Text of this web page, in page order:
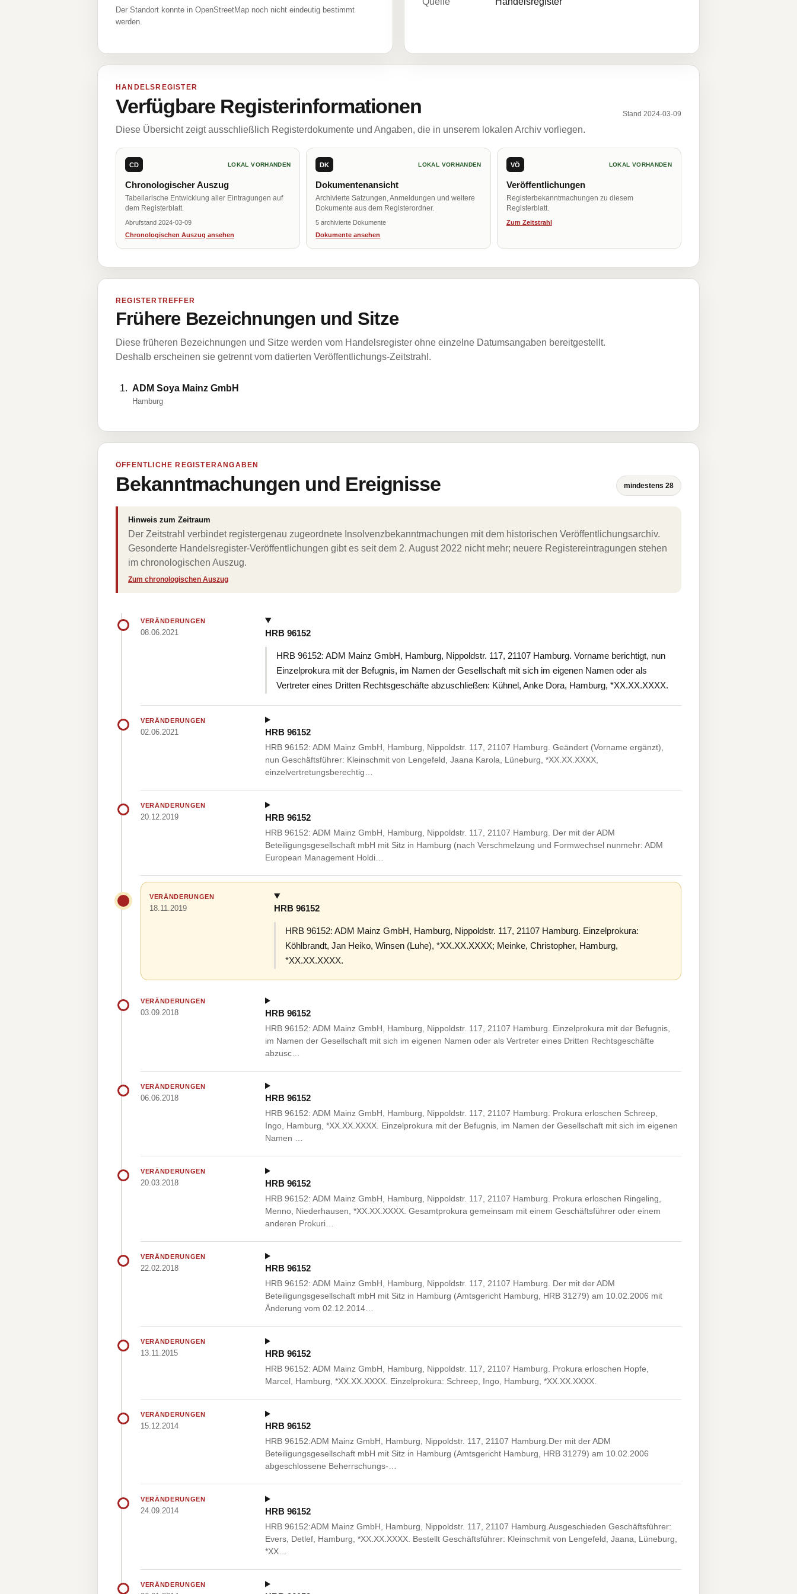
Der Standort konnte in OpenStreetMap noch nicht eindeutig bestimmt
werden.
HANDELSREGISTER
Verfügbare Registerinformationen Stand 2024-03-09
Diese Übersicht zeigt ausschließlich Registerdokumente und Angaben, die in unserem lokalen Archiv vorliegen.
CD LOKAL VORHANDEN
Chronologischer Auszug
Tabellarische Entwicklung aller Eintragungen auf
dem Registerblatt.
Abrufstand 2024-03-09
Chronologischen Auszug ansehen
DK LOKAL VORHANDEN
Dokumentenansicht
Archivierte Satzungen, Anmeldungen und weitere
Dokumente aus dem Registerordner.
5 archivierte Dokumente
Dokumente ansehen
VÖ LOKAL VORHANDEN
Veröffentlichungen
Registerbekanntmachungen zu diesem
Registerblatt.
Zum Zeitstrahl
REGISTERTREFFER
Frühere Bezeichnungen und Sitze
Diese früheren Bezeichnungen und Sitze werden vom Handelsregister ohne einzelne Datumsangaben bereitgestellt.
Deshalb erscheinen sie getrennt vom datierten Veröffentlichungs-Zeitstrahl.
ADM Soya Mainz GmbH
Hamburg
ÖFFENTLICHE REGISTERANGABEN
Bekanntmachungen und Ereignisse mindestens 28
Hinweis zum Zeitraum
Der Zeitstrahl verbindet registergenau zugeordnete Insolvenzbekanntmachungen mit dem historischen Veröffentlichungsarchiv.
Gesonderte Handelsregister-Veröffentlichungen gibt es seit dem 2. August 2022 nicht mehr; neuere Registereintragungen stehen
im chronologischen Auszug.
Zum chronologischen Auszug
VERÄNDERUNGEN
08.06.2021 HRB 96152
HRB 96152: ADM Mainz GmbH, Hamburg, Nippoldstr. 117, 21107 Hamburg. Vorname berichtigt, nun
Einzelprokura mit der Befugnis, im Namen der Gesellschaft mit sich im eigenen Namen oder als
Vertreter eines Dritten Rechtsgeschäfte abzuschließen: Kühnel, Anke Dora, Hamburg, *XX.XX.XXXX.
VERÄNDERUNGEN
02.06.2021 HRB 96152
HRB 96152: ADM Mainz GmbH, Hamburg, Nippoldstr. 117, 21107 Hamburg. Geändert (Vorname ergänzt),
nun Geschäftsführer: Kleinschmit von Lengefeld, Jaana Karola, Lüneburg, *XX.XX.XXXX,
einzelvertretungsberechtig…
VERÄNDERUNGEN
20.12.2019 HRB 96152
HRB 96152: ADM Mainz GmbH, Hamburg, Nippoldstr. 117, 21107 Hamburg. Der mit der ADM
Beteiligungsgesellschaft mbH mit Sitz in Hamburg (nach Verschmelzung und Formwechsel nunmehr: ADM
European Management Holdi…
VERÄNDERUNGEN
18.11.2019 HRB 96152
HRB 96152: ADM Mainz GmbH, Hamburg, Nippoldstr. 117, 21107 Hamburg. Einzelprokura:
Köhlbrandt, Jan Heiko, Winsen (Luhe), *XX.XX.XXXX; Meinke, Christopher, Hamburg,
*XX.XX.XXXX.
VERÄNDERUNGEN
03.09.2018 HRB 96152
HRB 96152: ADM Mainz GmbH, Hamburg, Nippoldstr. 117, 21107 Hamburg. Einzelprokura mit der Befugnis,
im Namen der Gesellschaft mit sich im eigenen Namen oder als Vertreter eines Dritten Rechtsgeschäfte
abzusc…
VERÄNDERUNGEN
06.06.2018 HRB 96152
HRB 96152: ADM Mainz GmbH, Hamburg, Nippoldstr. 117, 21107 Hamburg. Prokura erloschen Schreep,
Ingo, Hamburg, *XX.XX.XXXX. Einzelprokura mit der Befugnis, im Namen der Gesellschaft mit sich im eigenen
Namen …
VERÄNDERUNGEN
20.03.2018 HRB 96152
HRB 96152: ADM Mainz GmbH, Hamburg, Nippoldstr. 117, 21107 Hamburg. Prokura erloschen Ringeling,
Menno, Niederhausen, *XX.XX.XXXX. Gesamtprokura gemeinsam mit einem Geschäftsführer oder einem
anderen Prokuri…
VERÄNDERUNGEN
22.02.2018 HRB 96152
HRB 96152: ADM Mainz GmbH, Hamburg, Nippoldstr. 117, 21107 Hamburg. Der mit der ADM
Beteiligungsgesellschaft mbH mit Sitz in Hamburg (Amtsgericht Hamburg, HRB 31279) am 10.02.2006 mit
Änderung vom 02.12.2014…
VERÄNDERUNGEN
13.11.2015 HRB 96152
HRB 96152: ADM Mainz GmbH, Hamburg, Nippoldstr. 117, 21107 Hamburg. Prokura erloschen Hopfe,
Marcel, Hamburg, *XX.XX.XXXX. Einzelprokura: Schreep, Ingo, Hamburg, *XX.XX.XXXX.
VERÄNDERUNGEN
15.12.2014 HRB 96152
HRB 96152:ADM Mainz GmbH, Hamburg, Nippoldstr. 117, 21107 Hamburg.Der mit der ADM
Beteiligungsgesellschaft mbH mit Sitz in Hamburg (Amtsgericht Hamburg, HRB 31279) am 10.02.2006
abgeschlossene Beherrschungs-…
VERÄNDERUNGEN
24.09.2014 HRB 96152
HRB 96152:ADM Mainz GmbH, Hamburg, Nippoldstr. 117, 21107 Hamburg.Ausgeschieden Geschäftsführer:
Evers, Detlef, Hamburg, *XX.XX.XXXX. Bestellt Geschäftsführer: Kleinschmit von Lengefeld, Jaana, Lüneburg,
*XX…
VERÄNDERUNGEN